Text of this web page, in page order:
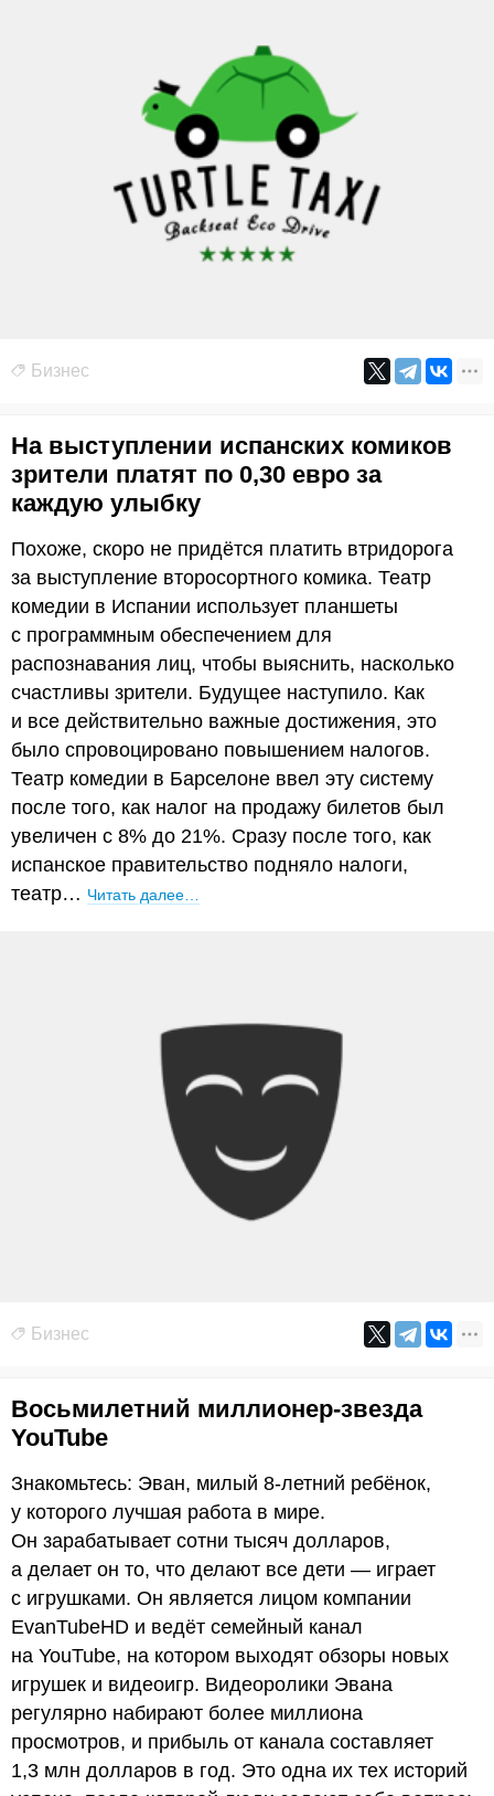
Бизнес
На выступлении испанских комиков
зрители платят по 0,30 евро за
каждую улыбку
Похоже, скоро не придётся платить втридорога
за выступление второсортного комика. Театр
комедии в Испании использует планшеты
с программным обеспечением для
распознавания лиц, чтобы выяснить, насколько
счастливы зрители. Будущее наступило. Как
и все действительно важные достижения, это
было спровоцировано повышением налогов.
Театр комедии в Барселоне ввел эту систему
после того, как налог на продажу билетов был
увеличен с 8% до 21%. Сразу после того, как
испанское правительство подняло налоги,
театр… Читать далее…
Бизнес
Восьмилетний миллионер-звезда
YouTube
Знакомьтесь: Эван, милый 8-летний ребёнок,
у которого лучшая работа в мире.
Он зарабатывает сотни тысяч долларов,
а делает он то, что делают все дети — играет
с игрушками. Он является лицом компании
EvanTubeHD и ведёт семейный канал
на YouTube, на котором выходят обзоры новых
игрушек и видеоигр. Видеоролики Эвана
регулярно набирают более миллиона
просмотров, и прибыль от канала составляет
1,3 млн долларов в год. Это одна их тех историй